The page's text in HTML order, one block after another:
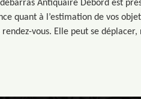
Antiquaire Debord est
quant à l’estimation de vos
vous. Elle peut se